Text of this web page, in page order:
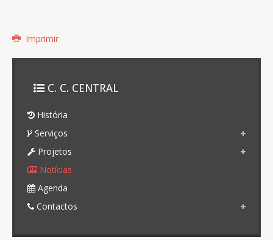
Imprimir
C. C. CENTRAL
História
Serviços
Projetos
Notícias
Agenda
Contactos